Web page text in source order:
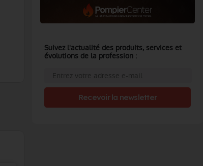
Suivez l'actualité des produits, services et
évolutions de la profession :
Recevoir la newsletter